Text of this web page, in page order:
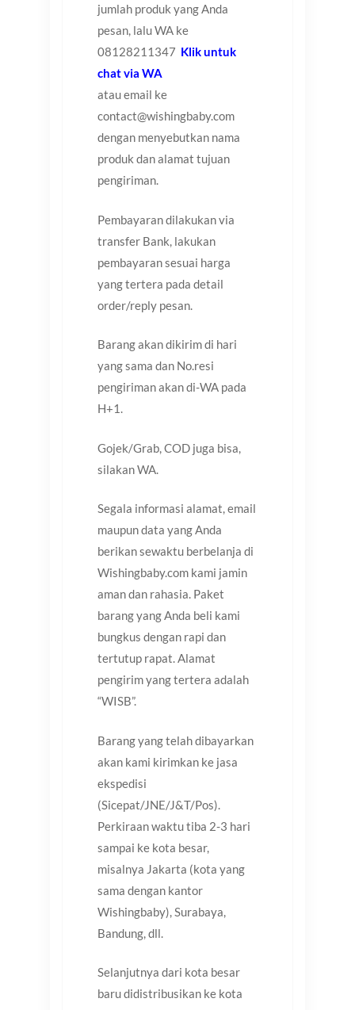
jumlah produk yang Anda
pesan, lalu WA ke
08128211347 Klik untuk
chat via WA
atau email ke
contact@wishingbaby.com
dengan menyebutkan nama
produk dan alamat tujuan
pengiriman.
Pembayaran dilakukan via
transfer Bank, lakukan
pembayaran sesuai harga
yang tertera pada detail
order/reply pesan.
Barang akan dikirim di hari
yang sama dan No.resi
pengiriman akan di-WA pada
H+1.
Gojek/Grab, COD juga bisa,
silakan WA.
Segala informasi alamat, email
maupun data yang Anda
berikan sewaktu berbelanja di
Wishingbaby.com kami jamin
aman dan rahasia. Paket
barang yang Anda beli kami
bungkus dengan rapi dan
tertutup rapat. Alamat
pengirim yang tertera adalah
“WISB”.
Barang yang telah dibayarkan
akan kami kirimkan ke jasa
ekspedisi
(Sicepat/JNE/J&T/Pos).
Perkiraan waktu tiba 2-3 hari
sampai ke kota besar,
misalnya Jakarta (kota yang
sama dengan kantor
Wishingbaby), Surabaya,
Bandung, dll.
Selanjutnya dari kota besar
baru didistribusikan ke kota